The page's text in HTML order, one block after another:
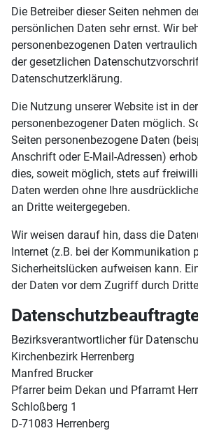
Die Betreiber dieser Seiten nehmen
persönlichen Daten sehr ernst. Wir
personenbezogenen Daten
der gesetzlichen
Datenschutzerklärung.
Die Nutzung unserer Website ist in
personenbezogener Daten möglich.
Seiten personenbezogene Daten
Anschrift oder E-Mail-Adressen)
dies, soweit möglich, stets auf
Daten werden ohne Ihre
an Dritte weitergegeben.
Wir weisen darauf hin, dass die
Internet (z.B. bei der Kommunikation
Sicherheitslücken aufweisen kann.
der Daten vor dem Zugriff durch
Bezirksverantwortlicher für
Kirchenbezirk Herrenberg
Manfred Brucker
Pfarrer beim Dekan und Pfarramt
Schloßberg 1
D-71083 Herrenberg